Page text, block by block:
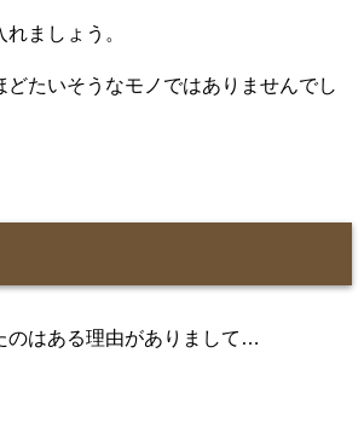
ましょう。
どたいそうなモノではありませんでし
のはある理由がありまして…